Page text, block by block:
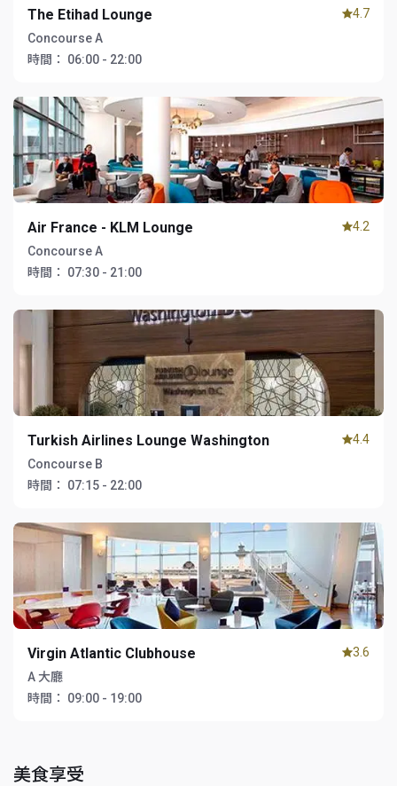
The Etihad Lounge
Concourse A
時間：
06:00 - 22:00
4.7
Air France - KLM Lounge
Concourse A
時間：
07:30 - 21:00
4.2
Turkish Airlines Lounge Washington
Concourse B
時間：
07:15 - 22:00
4.4
Virgin Atlantic Clubhouse
A 大廳
時間：
09:00 - 19:00
3.6
美食享受